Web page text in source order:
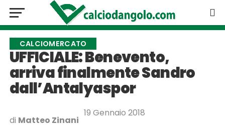
CALCIOMERCATO
UFFICIALE: Benevento,
arriva finalmente Sandro
dall’Antalyaspor
di Matteo Zinani
19 Gennaio 2018